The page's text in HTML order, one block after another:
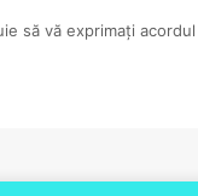
să vă exprimați